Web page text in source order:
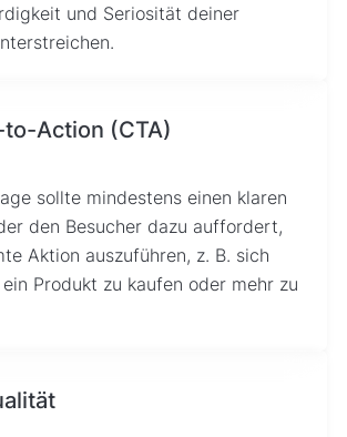
und Seriosität deiner
to-Action (CTA)
sollte mindestens einen klaren
den Besucher dazu auffordert,
Aktion auszuführen, z. B. sich
Produkt zu kaufen oder mehr zu